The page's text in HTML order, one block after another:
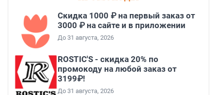
Скидка 1000 ₽ на первый заказ от
3000 ₽ на сайте и в приложении
До 31 августа, 2026
ROSTIC'S - скидка 20% по
промокоду на любой заказ от
3199₽!
До 31 августа, 2026